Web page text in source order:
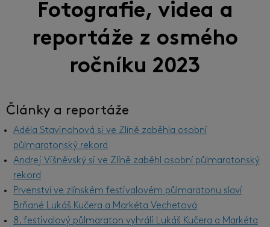
Fotografie, videa a
reportáže z osmého
ročníku 2023
Články a reportáže
Adéla Stavinohová si ve Zlíně zaběhla osobní
půlmaratonský rekord
Andrej Višněvský si ve Zlíně zaběhl osobní půlmaratonský
rekord
Prvenství ve zlínském festivalovém půlmaratonu slaví
Brňané Lukáš Kučera a Markéta Vechetová
8. festivalový půlmaraton vyhráli Lukáš Kučera a Markéta